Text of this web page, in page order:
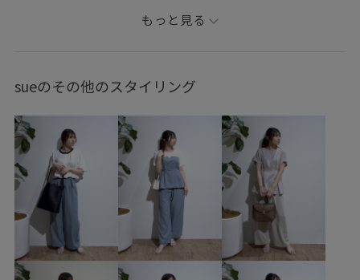
パンツ デニムパンツ
ファッション雑貨 GDM86500
1枚でコーディネート 25AW10 25AW20
25AWPICgoodssale 25AWPICgoodssale_pick
25AWRPbagshoes 25AWRPwintergoods
25AWRPwintergoods_all 25sssale通勤服
26mother'sday 26SSBHPC 26SSRPボトム
もっと見る
sueのその他のスタイリング